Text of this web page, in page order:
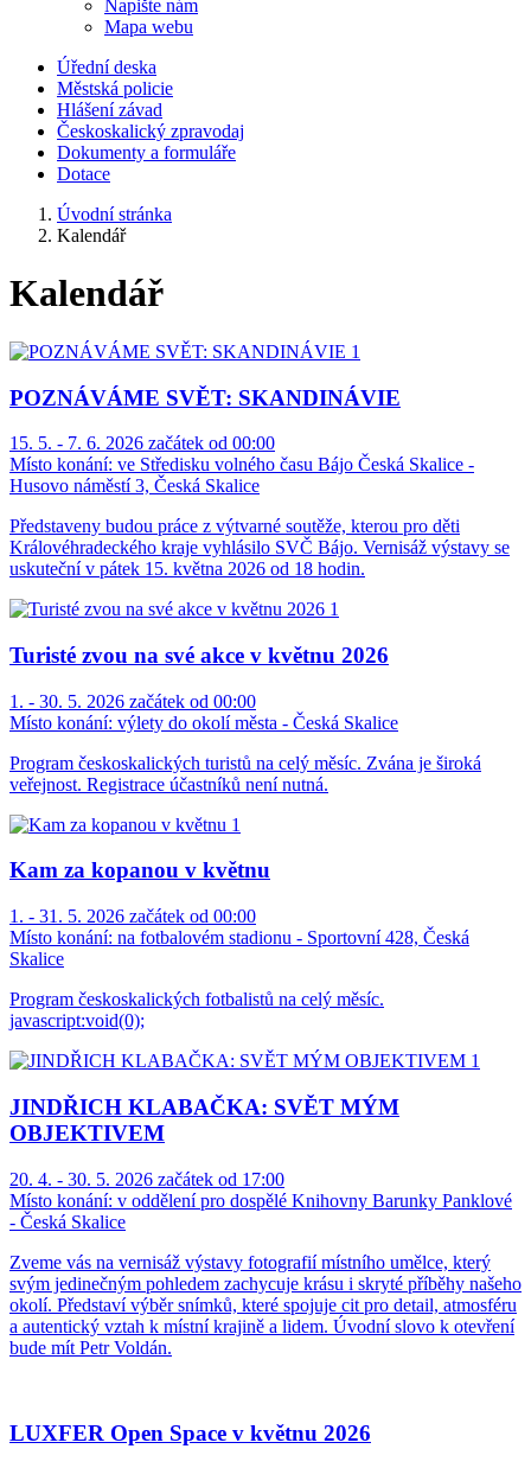
Napište nám
Mapa webu
Úřední deska
Městská policie
Hlášení závad
Českoskalický zpravodaj
Dokumenty a formuláře
Dotace
Úvodní stránka
Kalendář
Kalendář
POZNÁVÁME SVĚT: SKANDINÁVIE
15. 5. - 7. 6. 2026 začátek od 00:00
Místo konání: ve Středisku volného času Bájo Česká Skalice -
Husovo náměstí 3, Česká Skalice
Představeny budou práce z výtvarné soutěže, kterou pro děti
Královéhradeckého kraje vyhlásilo SVČ Bájo. Vernisáž výstavy se
uskuteční v pátek 15. května 2026 od 18 hodin.
Turisté zvou na své akce v květnu 2026
1. - 30. 5. 2026 začátek od 00:00
Místo konání: výlety do okolí města - Česká Skalice
Program českoskalických turistů na celý měsíc. Zvána je široká
veřejnost. Registrace účastníků není nutná.
Kam za kopanou v květnu
1. - 31. 5. 2026 začátek od 00:00
Místo konání: na fotbalovém stadionu - Sportovní 428, Česká
Skalice
Program českoskalických fotbalistů na celý měsíc.
javascript:void(0);
JINDŘICH KLABAČKA: SVĚT MÝM
OBJEKTIVEM
20. 4. - 30. 5. 2026 začátek od 17:00
Místo konání: v oddělení pro dospělé Knihovny Barunky Panklové
- Česká Skalice
Zveme vás na vernisáž výstavy fotografií místního umělce, který
svým jedinečným pohledem zachycuje krásu i skryté příběhy našeho
okolí. Představí výběr snímků, které spojuje cit pro detail, atmosféru
a autentický vztah k místní krajině a lidem. Úvodní slovo k otevření
bude mít Petr Voldán.
LUXFER Open Space v květnu 2026